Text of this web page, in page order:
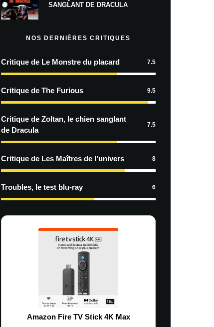
SANGLANT DE DRACULA
NOS DERNIÈRES CRITIQUES
Critique de Le Monstre du placard 7.5
Critique de The Furious 9.5
Critique de Zoltan, le chien sanglant
de Dracula
7.5
Critique de Les Maîtres de l’univers 8
Troubles, le test blu-ray 6
Amazon Fire TV Stick 4K Max